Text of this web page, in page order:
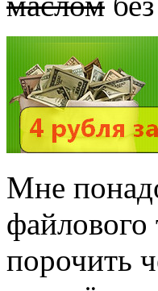
Мне
порочить